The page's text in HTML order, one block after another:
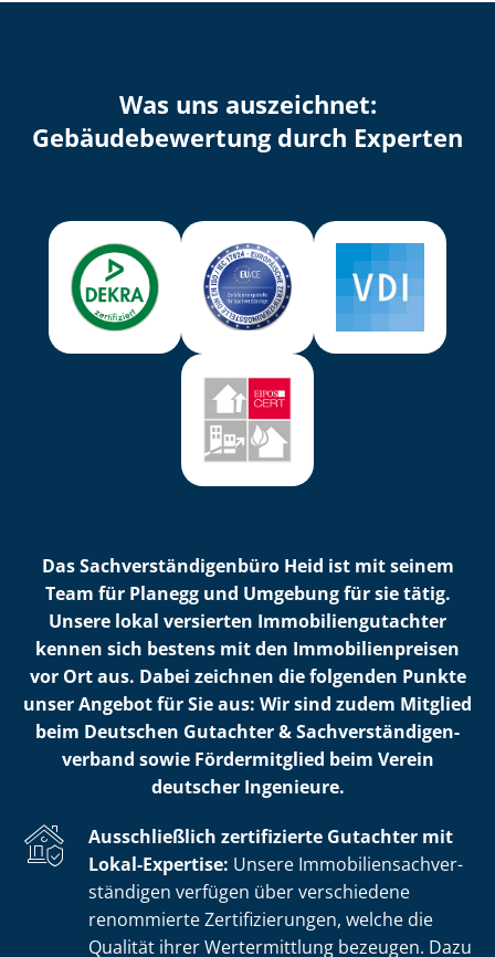
Was uns auszeichnet:
Ge­bäu­de­be­wer­tung durch Experten
Das Sach­ver­stän­di­gen­bü­ro Heid ist mit seinem
Team für Planegg und Umgebung für sie tätig.
Unsere lokal versierten Im­mo­bi­li­en­gut­ach­ter
kennen sich bestens mit den Im­mo­bi­li­en­prei­sen
vor Ort aus. Dabei zeichnen die folgenden Punkte
unser Angebot für Sie aus: Wir sind zudem Mitglied
beim Deutschen Gutachter & Sach­ver­stän­di­gen­
ver­band sowie Fördermitglied beim Verein
deutscher Ingenieure.
Ausschließlich zertifizierte Gutachter mit
Lokal-Expertise: Unsere Im­mo­bi­li­en­sach­ver­
stän­di­gen verfügen über verschiedene
renommierte Zer­ti­fi­zie­run­gen, welche die
Qualität ihrer Wertermittlung bezeugen. Dazu